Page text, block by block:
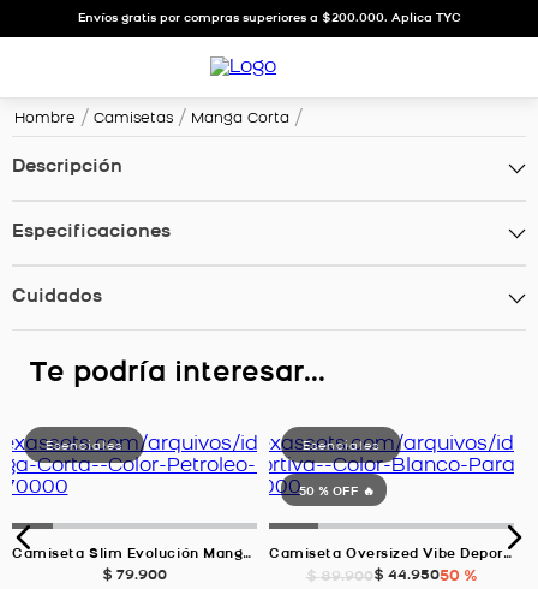
Envíos gratis por compras superiores a $200.000. Aplica TYC
Hombre Camisetas Manga Corta
Descripción
Especificaciones
Cuidados
Te podría interesar...
Camiseta Slim Evolución Manga Corta, Color Petroleo Para Hombre
$ 79.900
50 % OFF 🔥
Camiseta Oversized Vibe Deportiva, Color Blanco Para Hombre
$ 89.900$ 44.95050 %